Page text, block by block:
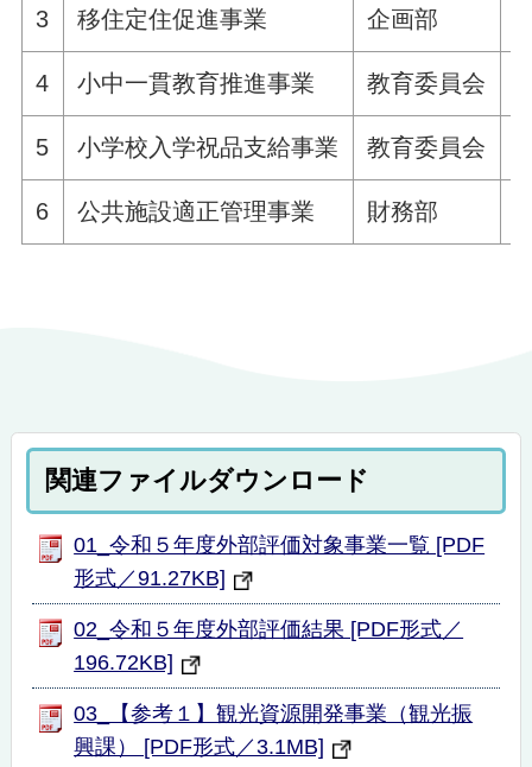
3 移住定住促進事業 企画部
4 小中一貫教育推進事業 教育委員会
5 小学校入学祝品支給事業 教育委員会
6 公共施設適正管理事業 財務部
関連ファイルダウンロード
01_令和５年度外部評価対象事業一覧 [PDF
形式／91.27KB]
02_令和５年度外部評価結果 [PDF形式／
196.72KB]
03_【参考１】観光資源開発事業（観光振
興課） [PDF形式／3.1MB]